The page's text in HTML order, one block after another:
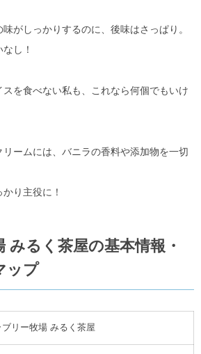
がしっかりするのに、後味はさっぱり。
し！
を食べない私も、これなら何個でもいけ
ームには、バニラの香料や添加物を一切
り主役に！
みるく茶屋の基本情報・
ップ
ブリー牧場 みるく茶屋